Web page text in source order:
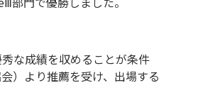
な成績を収めることが条件
）より推薦を受け、出場する